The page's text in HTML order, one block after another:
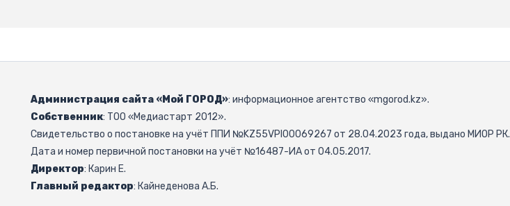
Администрация сайта «Мой ГОРОД»: информационное агентство «mgorod.kz».
Собственник: ТОО «Медиастарт 2012».
Свидетельство о постановке на учёт ППИ №KZ55VPI00069267 от 28.04.2023 года, выдано МИОР РК.
Дата и номер первичной постановки на учёт №16487-ИА от 04.05.2017.
Директор: Карин Е.
Главный редактор: Кайнеденова А.Б.